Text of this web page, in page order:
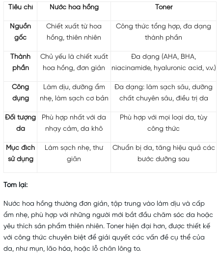
Tiêu chí Nước hoa hồng Toner
Nguồn
gốc
Chiết xuất từ hoa
hồng, thiên nhiên
Công thức tổng hợp, đa dạng
thành phần
Thành
phần
Chủ yếu là chiết xuất
hoa hồng, đơn giản
Đa dạng (AHA, BHA,
niacinamide, hyaluronic acid, v.v.)
Công
dụng
Làm dịu, dưỡng ẩm
nhẹ, làm sạch cơ bản
Đa dạng: làm sạch sâu, dưỡng
chất chuyên sâu, điều trị da
Đối tượng
da
Phù hợp nhất với da
nhạy cảm, da khô
Phù hợp với mọi loại da, tùy
công thức
Mục đích
sử dụng
Làm sạch nhẹ, thư
giãn
Chuẩn bị da, tăng hiệu quả các
bước dưỡng sau
Tóm lại:
Nước hoa hồng thường đơn giản, tập trung vào làm dịu và cấp
ẩm nhẹ, phù hợp với những người mới bắt đầu chăm sóc da hoặc
yêu thích sản phẩm thiên nhiên. Toner hiện đại hơn, được thiết kế
với công thức chuyên biệt để giải quyết các vấn đề cụ thể của
da, như mụn, lão hóa, hoặc lỗ chân lông to.